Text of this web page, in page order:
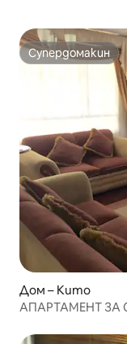
Супердомакин
Супердомакин
Дом – Кито
АПАРТАМЕНТ ЗА